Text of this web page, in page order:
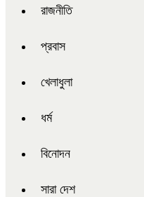
রাজনীতি
প্রবাস
খেলাধুলা
ধর্ম
বিনোদন
সারা দেশ